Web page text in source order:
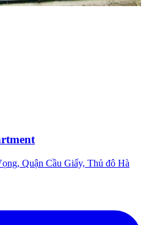
Quận Cầu Giấy, Thủ đô Hà